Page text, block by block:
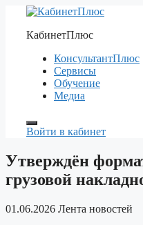
Перейти
содержимому
КабинетПлюс
КонсультантПлюс
Сервисы
Обучение
Медиа
Войти в кабинет
Утверждён
грузовой
01.06.2026 Лента новостей